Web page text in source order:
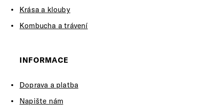
Krása a klouby
Kombucha a trávení
INFORMACE
Doprava a platba
Napište nám